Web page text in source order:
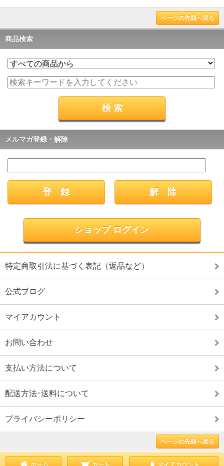
ページの先頭へ戻る
商品検索
メルマガ登録・解除
ショップ ログイン
特定商取引法に基づく表記（返品など）
公式ブログ
マイアカウント
お問い合わせ
支払い方法について
配送方法･送料について
プライバシーポリシー
ページの先頭へ戻る
ホーム カート マイアカウント